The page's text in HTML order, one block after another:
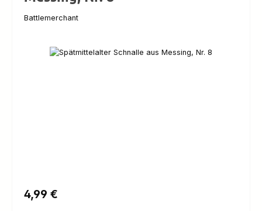
Battlemerchant
Bildergalerie überspringen
Regulärer Preis:
4,99 €